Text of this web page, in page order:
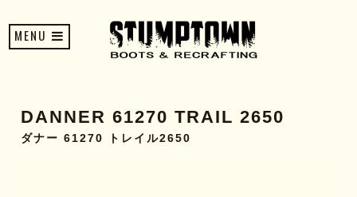
MENU
DANNER 61270 TRAIL 2650
ダナー 61270 トレイル2650